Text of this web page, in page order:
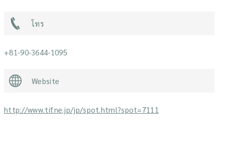
โทร
+81-90-3644-1095
Website
http://www.tif.ne.jp/jp/spot.html?spot=7111